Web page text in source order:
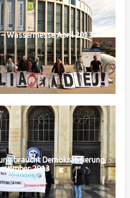
Wassermesse April 2013
braucht Demokratisierung,
2013